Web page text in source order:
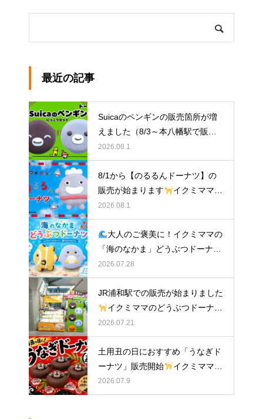
最近の記事
Suicaのペンギンの販売箇所が増
えました（8/3～本八幡駅で販
売）
イクミママのどうぶつドー
ナツ
2026.08.1
8/1から【のるるんドーナツ】の
販売が始まります
イクミママの
どうぶつドーナツ
2026.08.1
大人のご褒美に！イクミママの
「海のなかま」どうぶつドーナツ
が元住吉に登場
2026.07.28
JR浦和駅での販売が始まりました
イクミママのどうぶつドーナツ
2026.07.21
土用丑の日におすすめ「うなぎド
ーナツ」販売開始
イクミママの
どうぶつドーナツ
2026.07.9